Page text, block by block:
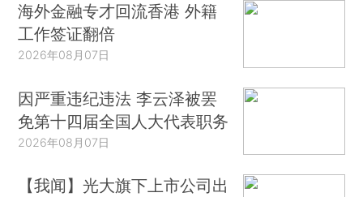
海外金融专才回流香港 外籍
工作签证翻倍
2026年08月07日
因严重违纪违法 李云泽被罢
免第十四届全国人大代表职务
2026年08月07日
【我闻】光大旗下上市公司出